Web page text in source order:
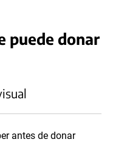
puede donar
antes de donar